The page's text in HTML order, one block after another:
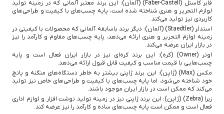
فابر کاستل (Faber-Castell) (آلمان): این برند معتبر آلمانی که در زمینه تولید
لوازم التحریر و هنری شناخته شده است، پایه چسب‌های با کیفیت و طراحی‌های
کاربردی نیز تولید می‌کند.
استدلر (Staedtler) (آلمان): دیگر برند باسابقه آلمانی که محصولات با کیفیتی در
زمینه لوازم التحریر و هنری ارائه می‌دهد، پایه چسب‌های مقاوم و کارآمد را نیز
در بازار ایران عرضه می‌کند.
اونر (Owner) (کره): این برند کره‌ای نیز در بازار ایران فعال است و پایه
چسب‌هایی با قیمت مناسب و کیفیت قابل قبول ارائه می‌دهد.
مکس (Max) (ژاپن): این برند ژاپنی بیشتر به خاطر دستگاه‌های منگنه و پانچ
خود شناخته می‌شود، اما پایه چسب‌های با کیفیت و طراحی‌های خاص نیز تولید
می‌کند که ممکن است در بازار ایران موجود باشند.
زبرا (Zebra) (ژاپن): این برند ژاپنی نیز در زمینه تولید نوشت افزار و لوازم اداری
فعال است و ممکن است پایه چسب‌های ساده و کارآمد را نیز عرضه کند.